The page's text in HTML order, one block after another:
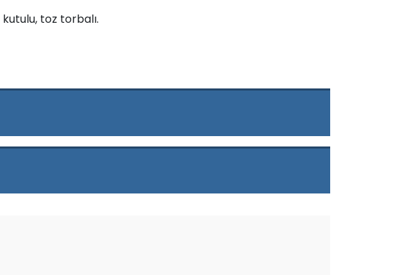
toz torbalı.